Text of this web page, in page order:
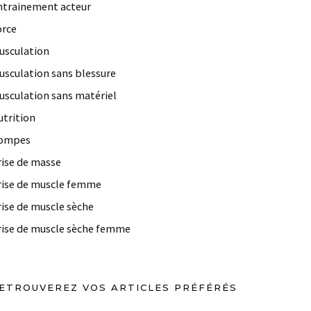
acteur
sans blessure
sans matériel
de masse
de muscle femme
de muscle sèche
de muscle sèche femme
VOS ARTICLES PRÉFÉRÉS